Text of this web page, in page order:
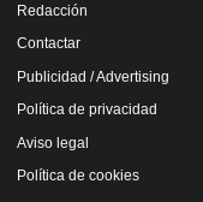
Redacción
Contactar
Publicidad / Advertising
Política de privacidad
Aviso legal
Política de cookies